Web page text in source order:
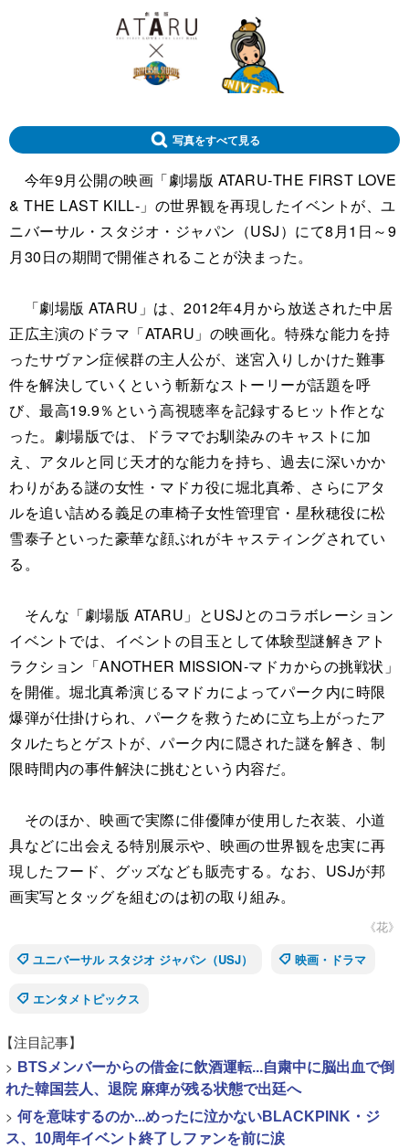
写真をすべて見る
今年9月公開の映画「劇場版 ATARU‐THE FIRST LOVE
& THE LAST KILL‐」の世界観を再現したイベントが、ユ
ニバーサル・スタジオ・ジャパン（USJ）にて8月1日～9
月30日の期間で開催されることが決まった。
「劇場版 ATARU」は、2012年4月から放送された中居
正広主演のドラマ「ATARU」の映画化。特殊な能力を持
ったサヴァン症候群の主人公が、迷宮入りしかけた難事
件を解決していくという斬新なストーリーが話題を呼
び、最高19.9％という高視聴率を記録するヒット作とな
った。劇場版では、ドラマでお馴染みのキャストに加
え、アタルと同じ天才的な能力を持ち、過去に深いかか
わりがある謎の女性・マドカ役に堀北真希、さらにアタ
ルを追い詰める義足の車椅子女性管理官・星秋穂役に松
雪泰子といった豪華な顔ぶれがキャスティングされてい
る。
そんな「劇場版 ATARU」とUSJとのコラボレーション
イベントでは、イベントの目玉として体験型謎解きアト
ラクション「ANOTHER MISSION-マドカからの挑戦状」
を開催。堀北真希演じるマドカによってパーク内に時限
爆弾が仕掛けられ、パークを救うために立ち上がったア
タルたちとゲストが、パーク内に隠された謎を解き、制
限時間内の事件解決に挑むという内容だ。
そのほか、映画で実際に俳優陣が使用した衣装、小道
具などに出会える特別展示や、映画の世界観を忠実に再
現したフード、グッズなども販売する。なお、USJが邦
画実写とタッグを組むのは初の取り組み。
《花》
ユニバーサル スタジオ ジャパン（USJ）
映画・ドラマ
エンタメトピックス
【注目記事】
> BTSメンバーからの借金に飲酒運転...自粛中に脳出血で倒
れた韓国芸人、退院 麻痺が残る状態で出廷へ
> 何を意味するのか...めったに泣かないBLACKPINK・ジ
ス、10周年イベント終了しファンを前に涙